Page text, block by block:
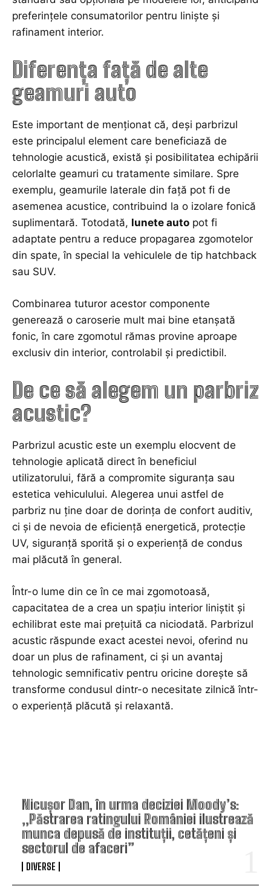
Nicușor Dan, în urma deciziei Moody’s:
„Păstrarea ratingului României ilustrează
munca depusă de instituții, cetățeni și
sectorul de afaceri”
DIVERSE
preferințele consumatorilor pentru liniște și
rafinament interior.
Diferența față de alte
geamuri auto
Este important de menționat că, deși parbrizul
este principalul element care beneficiază de
tehnologie acustică, există și posibilitatea echipării
celorlalte geamuri cu tratamente similare. Spre
exemplu, geamurile laterale din față pot fi de
asemenea acustice, contribuind la o izolare fonică
suplimentară. Totodată, lunete auto pot fi
adaptate pentru a reduce propagarea zgomotelor
din spate, în special la vehiculele de tip hatchback
sau SUV.
Combinarea tuturor acestor componente
generează o caroserie mult mai bine etanșată
fonic, în care zgomotul rămas provine aproape
exclusiv din interior, controlabil și predictibil.
De ce să alegem un parbriz
acustic?
Parbrizul acustic este un exemplu elocvent de
tehnologie aplicată direct în beneficiul
utilizatorului, fără a compromite siguranța sau
estetica vehiculului. Alegerea unui astfel de
parbriz nu ține doar de dorința de confort auditiv,
ci și de nevoia de eficiență energetică, protecție
UV, siguranță sporită și o experiență de condus
mai plăcută în general.
Într-o lume din ce în ce mai zgomotoasă,
capacitatea de a crea un spațiu interior liniștit și
echilibrat este mai prețuită ca niciodată. Parbrizul
acustic răspunde exact acestei nevoi, oferind nu
doar un plus de rafinament, ci și un avantaj
tehnologic semnificativ pentru oricine dorește să
transforme condusul dintr-o necesitate zilnică într-
o experiență plăcută și relaxantă.